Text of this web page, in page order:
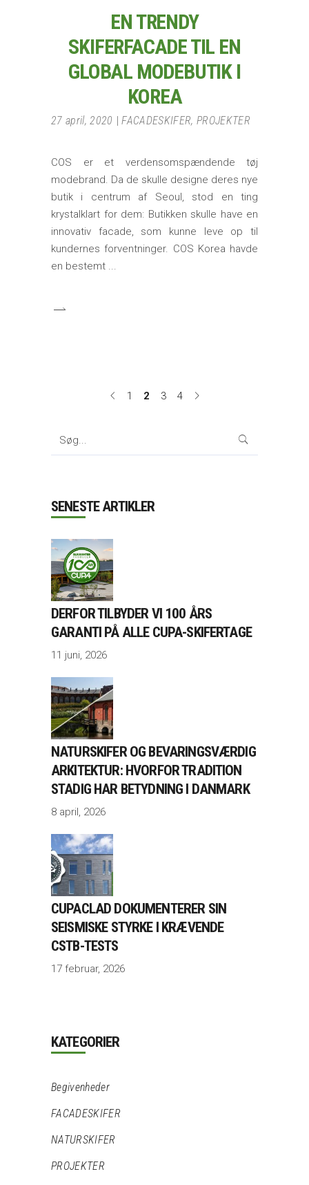
EN TRENDY
SKIFERFACADE TIL EN
GLOBAL MODEBUTIK I
KOREA
27 april, 2020 FACADESKIFER, PROJEKTER
COS er et verdensomspændende tøj
modebrand. Da de skulle designe deres nye
butik i centrum af Seoul, stod en ting
krystalklart for dem: Butikken skulle have en
innovativ facade, som kunne leve op til
kundernes forventninger. COS Korea havde
en bestemt
1 2 3 4
Search
SENESTE ARTIKLER
DERFOR TILBYDER VI 100 ÅRS
GARANTI PÅ ALLE CUPA-SKIFERTAGE
11 juni, 2026
NATURSKIFER OG BEVARINGSVÆRDIG
ARKITEKTUR: HVORFOR TRADITION
STADIG HAR BETYDNING I DANMARK
8 april, 2026
CUPACLAD DOKUMENTERER SIN
SEISMISKE STYRKE I KRÆVENDE
CSTB-TESTS
17 februar, 2026
KATEGORIER
Begivenheder
FACADESKIFER
NATURSKIFER
PROJEKTER